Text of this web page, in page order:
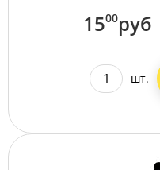
1500руб
шт.